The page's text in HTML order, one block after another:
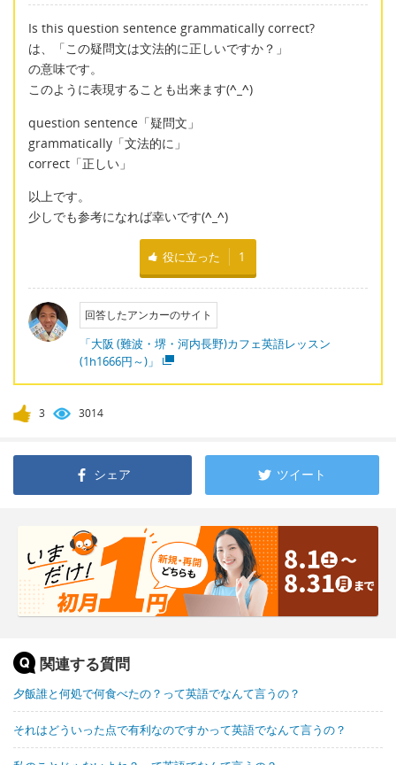
Is this question sentence grammatically correct?
は、「この疑問文は文法的に正しいですか？」
の意味です。
このように表現することも出来ます(^_^)
question sentence「疑問文」
grammatically「文法的に」
correct「正しい」
以上です。
少しでも参考になれば幸いです(^_^)
役に立った 1
回答したアンカーのサイト
「大阪 (難波・堺・河内長野)カフェ英語レッスン
(1h1666円～)」
3 3014
シェア ツイート
関連する質問
夕飯誰と何処で何食べたの？って英語でなんて言うの？
それはどういった点で有利なのですかって英語でなんて言うの？